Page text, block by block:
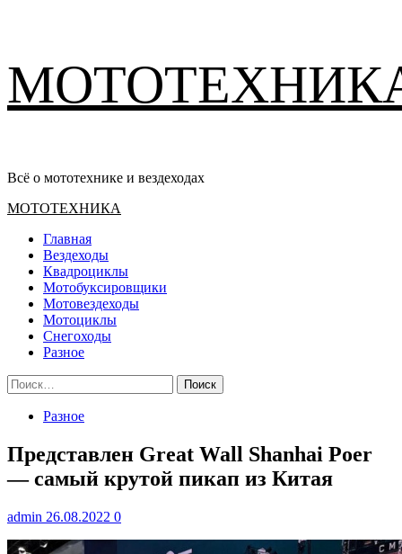
содержимому
Всё о мототехнике и вездеходах
Основное
МОТОТЕХНИКА
Главная
Вездеходы
Квадроциклы
Мотобуксировщики
Мотовездеходы
Мотоциклы
Снегоходы
Разное
Найти:
Разное
Представлен Great Wall Shanhai Poer
— самый крутой пикап из Китая
admin 26.08.2022 0